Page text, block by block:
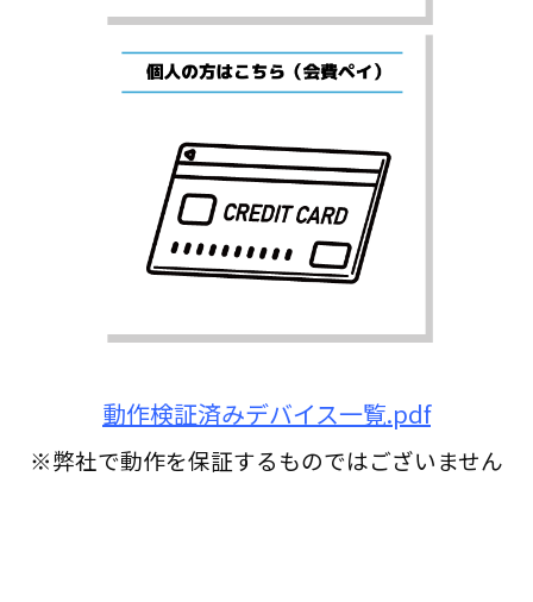
動作検証済みデバイス一覧.pdf
※弊社で動作を保証するものではございません